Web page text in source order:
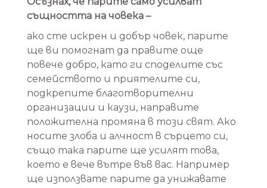
същността на човека –
ако сте искрен и добър човек, парите
ще ви помогнат да правите още
повече добро, като ги споделите със
семейството и приятелите си,
подкрепите благотворителни
организации и каузи, направите
положителна промяна в този свят. Ако
носите злоба и алчност в сърцето си,
също така парите ще усилят това,
което е вече вътре във вас. Например
ще използвате парите да унижавате